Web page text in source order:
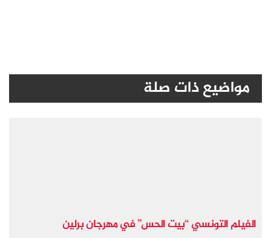
مواضيع ذات صلة
الفيلم التونسي “بيت الحس” في مهرجان برلين